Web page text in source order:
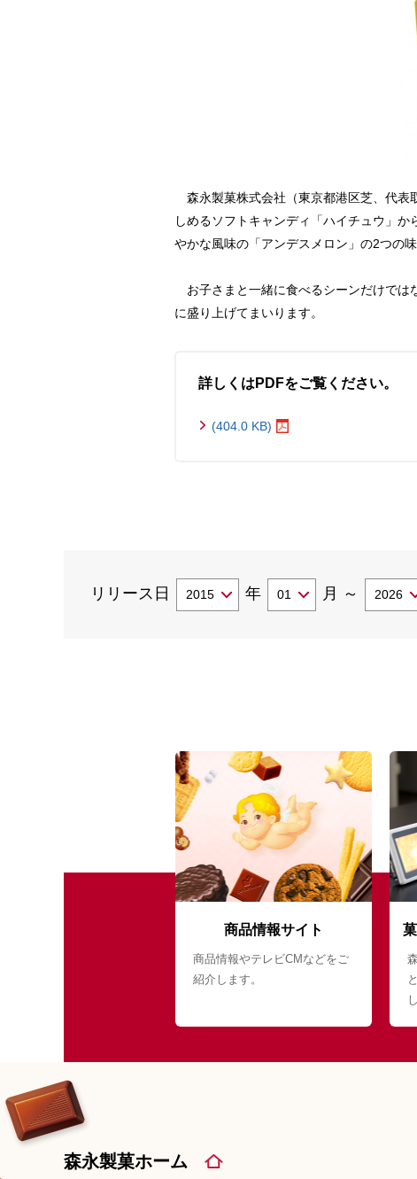
森永製菓株式会社（東京都港区芝、代表
しめるソフトキャンディ「ハイチュウ」
やかな風味の「アンデスメロン」の2つの
お子さまと一緒に食べるシーンだけでは
に盛り上げてまいります。
詳しくはPDFをご覧ください。
(404.0 KB)
リリース日 年 月 ～
商品情報サイト
商品情報やテレビCMなどをご
紹介します。
森永製菓ホーム